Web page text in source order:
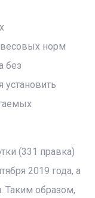
весовых норм
без
(331 правка)
2019 года, а
Таким образом,